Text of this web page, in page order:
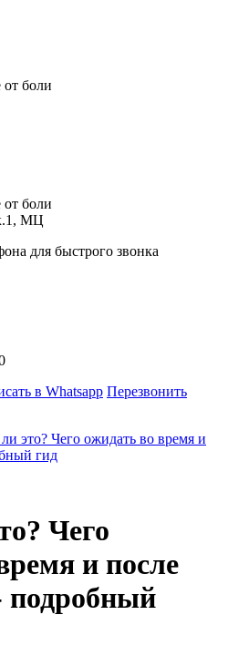
боли
боли
МЦ
для быстрого звонка
в Whatsapp Перезвонить
это? Чего ожидать во время и
гид
Чего
и после
подробный